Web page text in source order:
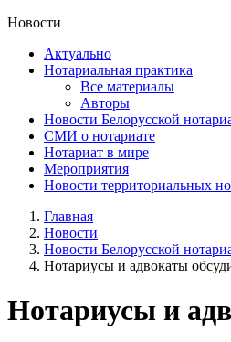
Новости
Актуально
Нотариальная практика
Все материалы
Авторы
Новости Белорусской
СМИ о нотариате
Нотариат в мире
Мероприятия
Новости территориальных
Главная
Новости
Новости Белорусской
Нотариусы и адвокаты
Нотариусы и